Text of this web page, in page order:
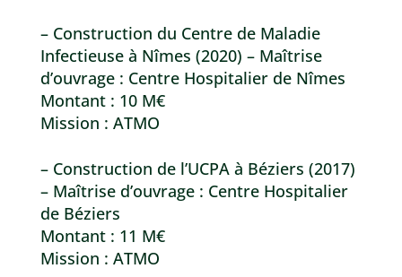
– Construction du Centre de Maladie
Infectieuse à Nîmes (2020) – Maîtrise
d’ouvrage : Centre Hospitalier de Nîmes
Montant : 10 M€
Mission : ATMO
– Construction de l’UCPA à Béziers (2017)
– Maîtrise d’ouvrage : Centre Hospitalier
de Béziers
Montant : 11 M€
Mission : ATMO